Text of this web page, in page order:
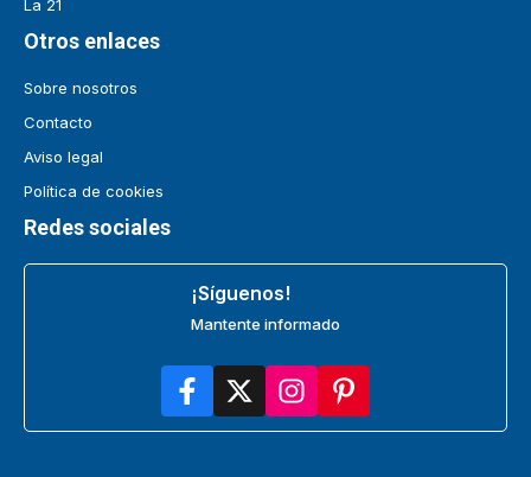
La 21
Otros enlaces
Sobre nosotros
Contacto
Aviso legal
Política de cookies
Redes sociales
¡Síguenos!
Mantente informado